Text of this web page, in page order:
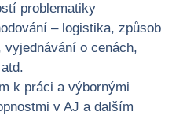
problematiky
– logistika, způsob
vyjednávání o cenách,
k práci a výbornými
v AJ a dalším